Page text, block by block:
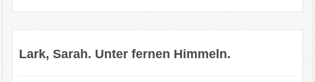
Lark, Sarah. Unter fernen Himmeln.